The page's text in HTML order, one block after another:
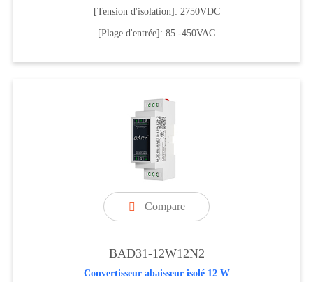
[Tension d'isolation]: 2750VDC
[Plage d'entrée]: 85 -450VAC
 Compare
BAD31-12W12N2
Convertisseur abaisseur isolé 12 W